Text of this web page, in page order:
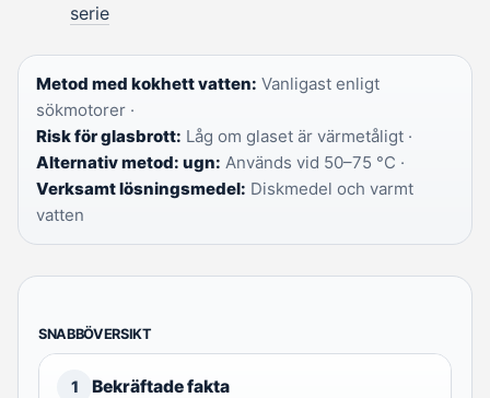
serie
Metod med kokhett vatten: Vanligast enligt
sökmotorer ·
Risk för glasbrott: Låg om glaset är värmetåligt ·
Alternativ metod: ugn: Används vid 50–75 °C ·
Verksamt lösningsmedel: Diskmedel och varmt
vatten
SNABBÖVERSIKT
1 Bekräftade fakta